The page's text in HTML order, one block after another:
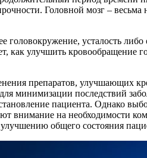
Головной мозг –
усталость
как улучшить кровообращение
препаратов, улучшающих
минимизации последствий
пациента. Однако
внимание на необходимости
улучшению общего состояния